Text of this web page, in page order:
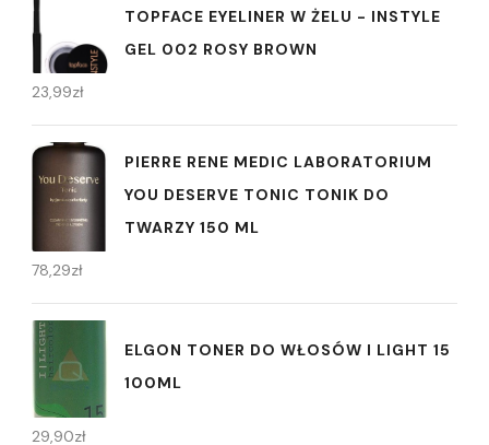
TOPFACE EYELINER W ŻELU - INSTYLE
GEL 002 ROSY BROWN
23,99zł
PIERRE RENE MEDIC LABORATORIUM
YOU DESERVE TONIC TONIK DO
TWARZY 150 ML
78,29zł
ELGON TONER DO WŁOSÓW I LIGHT 15
100ML
29,90zł